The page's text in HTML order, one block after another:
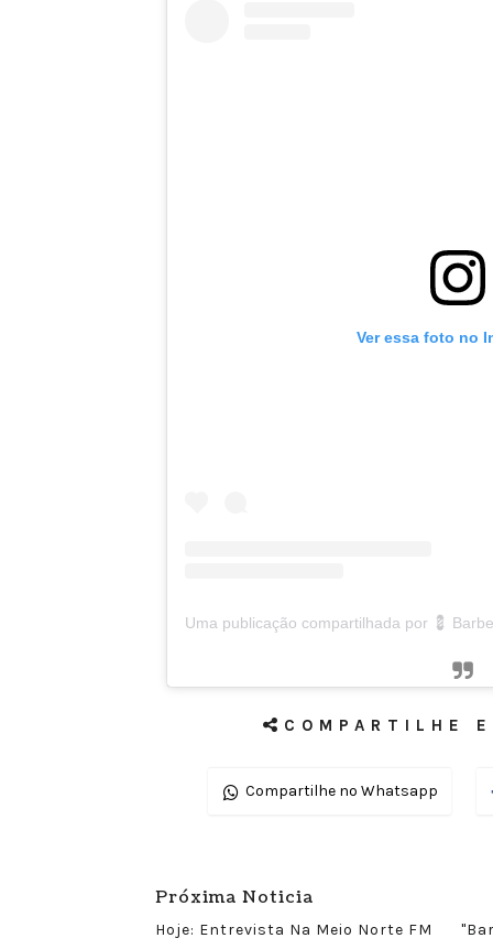
Ver essa foto no
COMPARTILHE
Compartilhe no Whatsapp
Próxima Noticia
Hoje: Entrevista Na Meio Norte FM